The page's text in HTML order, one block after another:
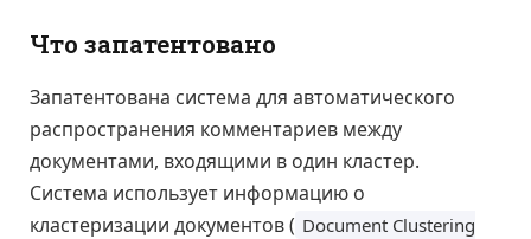
Что запатентовано
Запатентована система для автоматического
распространения комментариев между
документами, входящими в один кластер.
Система использует информацию о
кластеризации документов ( Document Clustering